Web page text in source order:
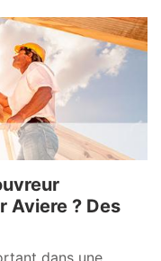
Aviere ? Des
dans une